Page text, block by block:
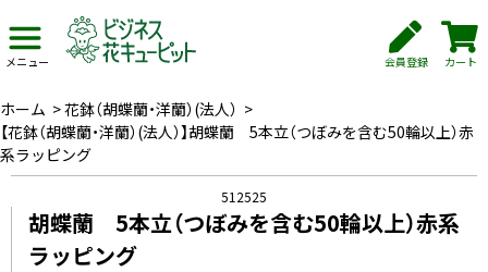
メニュー 会員登録 カート
ホーム >花鉢（胡蝶蘭・洋蘭）(法人） >
【花鉢（胡蝶蘭・洋蘭）(法人）】胡蝶蘭 5本立（つぼみを含む50輪以上）赤
系ラッピング
512525
胡蝶蘭 5本立（つぼみを含む50輪以上）赤系
ラッピング